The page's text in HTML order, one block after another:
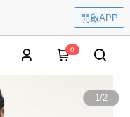
開啟APP
0
1/2